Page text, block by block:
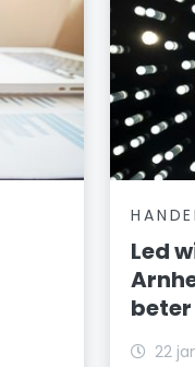
Led
22